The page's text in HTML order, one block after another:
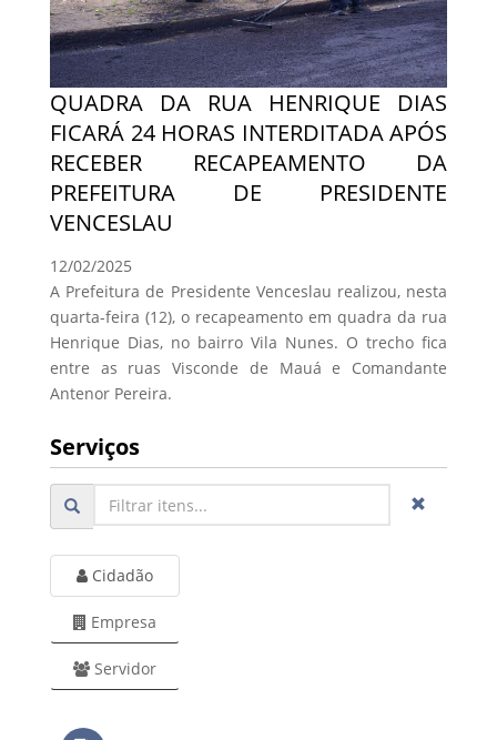
QUADRA DA RUA HENRIQUE DIAS
FICARÁ 24 HORAS INTERDITADA APÓS
RECEBER RECAPEAMENTO DA
PREFEITURA DE PRESIDENTE
VENCESLAU
12/02/2025
A Prefeitura de Presidente Venceslau realizou, nesta
quarta-feira (12), o recapeamento em quadra da rua
Henrique Dias, no bairro Vila Nunes. O trecho fica
entre as ruas Visconde de Mauá e Comandante
Antenor Pereira.
Serviços
Cidadão
Empresa
Servidor